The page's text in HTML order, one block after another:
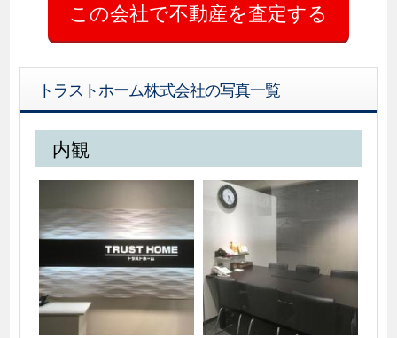
トラストホーム株式会社の写真一覧
内観